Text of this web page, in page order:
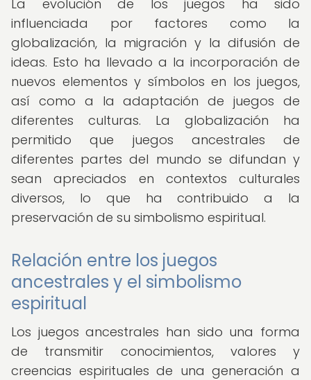
La evolución de los juegos ha sido
influenciada por factores como la
globalización, la migración y la difusión de
ideas. Esto ha llevado a la incorporación de
nuevos elementos y símbolos en los juegos,
así como a la adaptación de juegos de
diferentes culturas. La globalización ha
permitido que juegos ancestrales de
diferentes partes del mundo se difundan y
sean apreciados en contextos culturales
diversos, lo que ha contribuido a la
preservación de su simbolismo espiritual.
Relación entre los juegos
ancestrales y el simbolismo
espiritual
Los juegos ancestrales han sido una forma
de transmitir conocimientos, valores y
creencias espirituales de una generación a